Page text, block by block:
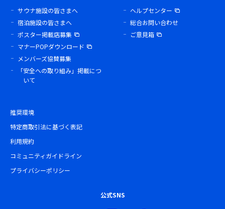
サウナ施設の皆さまへ
宿泊施設の皆さまへ
ポスター掲載店募集
マナーPOPダウンロード
メンバーズ協賛募集
「安全への取り組み」掲載につ
いて
ヘルプセンター
総合お問い合わせ
ご意見箱
推奨環境
特定商取引法に基づく表記
利用規約
コミュニティガイドライン
プライバシーポリシー
公式SNS